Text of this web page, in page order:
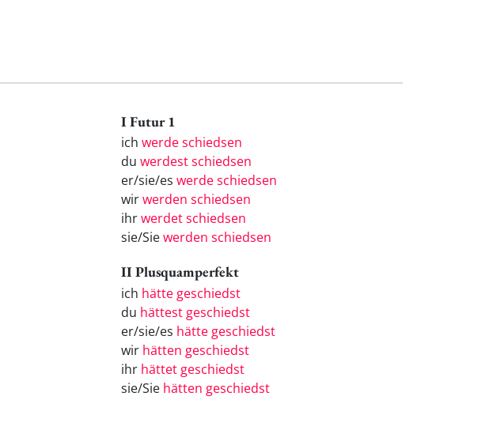
I Futur 1
ich werde schiedsen
du werdest schiedsen
er/sie/es werde schiedsen
wirwerden schiedsen
ihrwerdet schiedsen
sie/Siewerden schiedsen
II Plusquamperfekt
ich hätte geschiedst
du hättest geschiedst
er/sie/es hätte geschiedst
wir hätten geschiedst
ihr hättet geschiedst
sie/Sie hätten geschiedst